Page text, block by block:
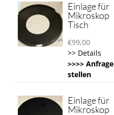
Einlage für
Mikroskop
Tisch
€99,00
>> Details
>>>> Anfrage
stellen
Einlage für
Mikroskop